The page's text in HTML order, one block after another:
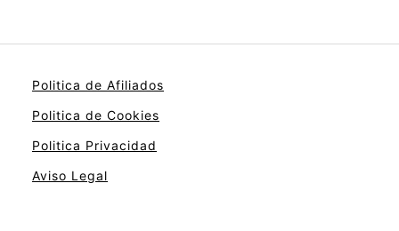
Politica de Afiliados
Politica de Cookies
Politica Privacidad
Aviso Legal